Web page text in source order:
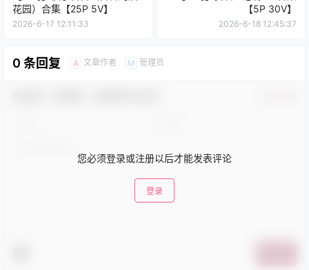
花园）合集【25P 5V】
2026-6-17 12:11:33
【5P 30V】
2026-6-18 12:45:37
0 条回复 A 文章作者 M 管理员
您必须登录或注册以后才能发表评论
登录